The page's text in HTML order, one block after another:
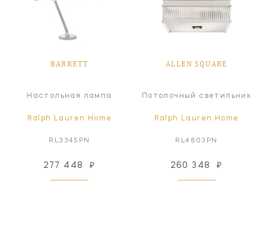
BARRETT
Настольная лампа
Ralph Lauren Home
RL3345PN
277 448 ₽
ALLEN SQUARE
Потолочный светильник
Ralph Lauren Home
RL4803PN
260 348 ₽